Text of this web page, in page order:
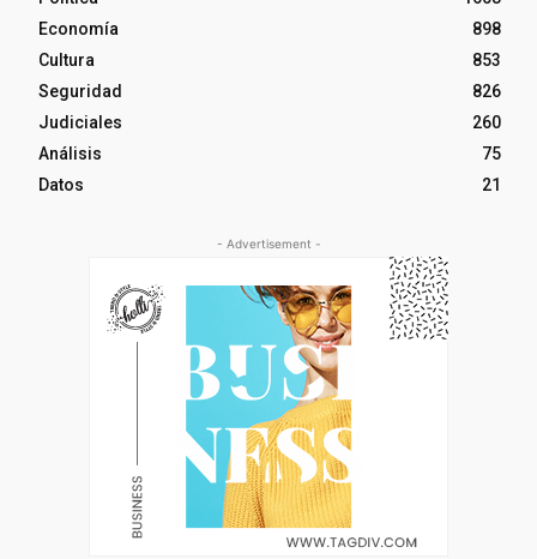
Economía
898
Cultura
853
Seguridad
826
Judiciales
260
Análisis
75
Datos
21
- Advertisement -